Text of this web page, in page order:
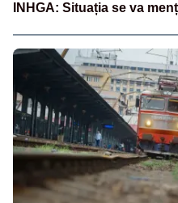
INHGA: Situația se va